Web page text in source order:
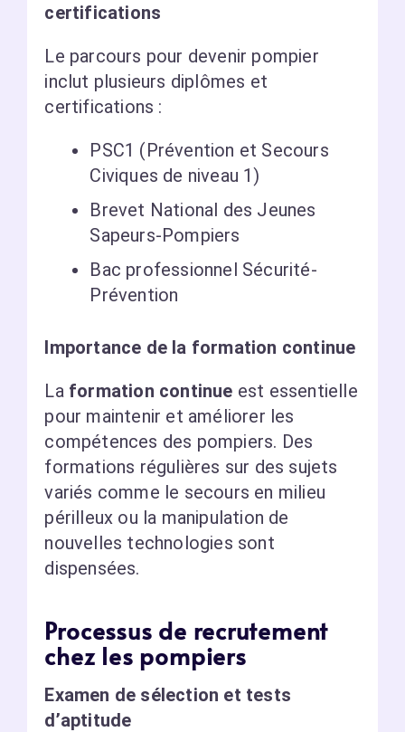
certifications
Le parcours pour devenir pompier
inclut plusieurs diplômes et
certifications :
PSC1 (Prévention et Secours
Civiques de niveau 1)
Brevet National des Jeunes
Sapeurs-Pompiers
Bac professionnel Sécurité-
Prévention
Importance de la formation continue
La formation continue est essentielle
pour maintenir et améliorer les
compétences des pompiers. Des
formations régulières sur des sujets
variés comme le secours en milieu
périlleux ou la manipulation de
nouvelles technologies sont
dispensées.
Processus de recrutement
chez les pompiers
Examen de sélection et tests
d’aptitude